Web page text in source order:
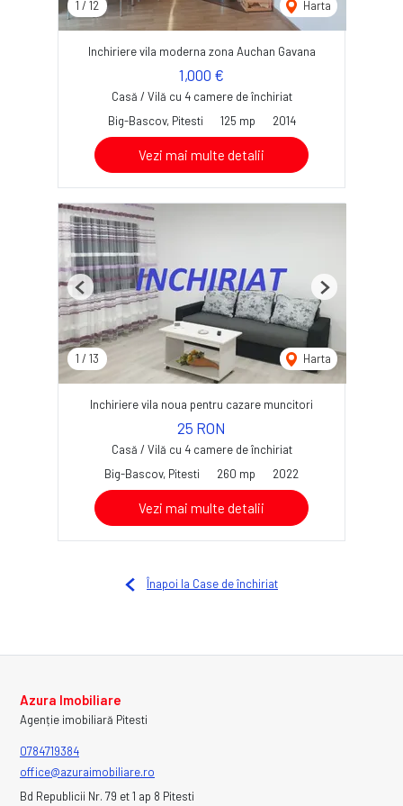
1 / 12 Harta
Inchiriere vila moderna zona Auchan Gavana
1,000 €
Casă / Vilă cu 4 camere de închiriat
Big-Bascov, Pitesti
125 mp 2014
Vezi mai multe detalii
1 / 13 Harta
Previous Next
Inchiriere vila noua pentru cazare muncitori
25 RON
Casă / Vilă cu 4 camere de închiriat
Big-Bascov, Pitesti
260 mp 2022
Vezi mai multe detalii
Înapoi la Case de închiriat
Azura Imobiliare
Agenție imobiliară Pitesti
0784719384
office@azuraimobiliare.ro
Bd Republicii Nr. 79 et 1 ap 8 Pitesti